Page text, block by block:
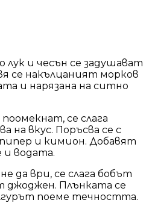
и чесън се задушават
се накълцаният морков
и нарязана на ситно
се слага
на вкус. Поръсва се с
и кимион. Добавят
водата.
да ври, се слага бобът
джоджен. Плънката се
поеме течността.